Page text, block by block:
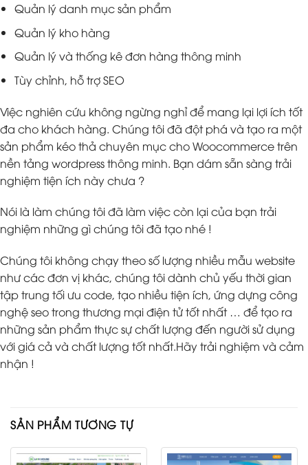
Quản lý danh mục sản phẩm
Quản lý kho hàng
Quản lý và thống kê đơn hàng thông minh
Tùy chỉnh, hỗ trợ SEO
Việc nghiên cứu không ngừng nghỉ để mang lại lợi ích tốt
đa cho khách hàng. Chúng tôi đã đột phá và tạo ra một
sản phẩm kéo thả chuyên mục cho Woocommerce trên
nền tảng wordpress thông minh. Bạn dám sẵn sàng trải
nghiệm tiện ích này chưa ?
Nói là làm chúng tôi đã làm việc còn lại của bạn trải
nghiệm những gì chúng tôi đã tạo nhé !
Chúng tôi không chạy theo số lượng nhiều mẫu website
như các đơn vị khác, chúng tôi dành chủ yếu thời gian
tập trung tối ưu code, tạo nhiều tiện ích, ứng dựng công
nghệ seo trong thương mại điện tử tốt nhất … để tạo ra
những sản phẩm thực sự chất lượng đến người sử dụng
với giá cả và chất lượng tốt nhất.Hãy trải nghiệm và cảm
nhận !
SẢN PHẨM TƯƠNG TỰ